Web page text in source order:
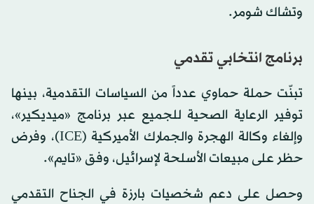
وتشاك شومر.
برنامج انتخابي تقدمي
تبنّت حملة حماوي عدداً من السياسات التقدمية، بينها
توفير الرعاية الصحية للجميع عبر برنامج «ميديكير»،
وإلغاء وكالة الهجرة والجمارك الأميركية (ICE)، وفرض
حظر على مبيعات الأسلحة لإسرائيل، وفق «تايم».
وحصل على دعم شخصيات بارزة في الجناح التقدمي